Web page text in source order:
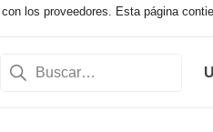
los proveedores. Esta página